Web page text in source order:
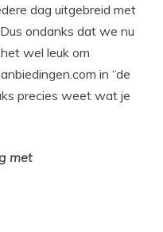
dag uitgebreid met
ondanks dat we nu
wel leuk om
in “de
precies weet wat je
met